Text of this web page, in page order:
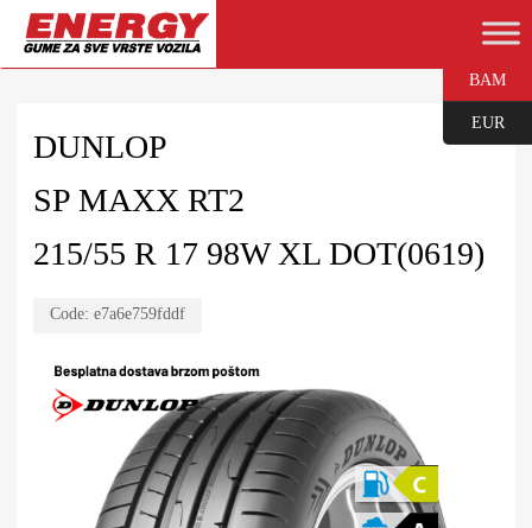
DUNLOP
SP MAXX RT2
215/55 R 17 98W XL DOT(0619)
Code: e7a6e759fddf
BAM
EUR